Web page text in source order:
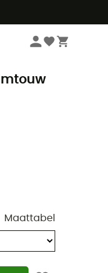
Maattabel